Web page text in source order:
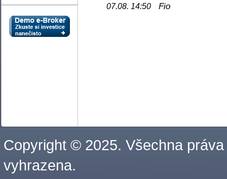
07.08. 14:50 Fio
Copyright © 2025. Všechna práva
vyhrazena.